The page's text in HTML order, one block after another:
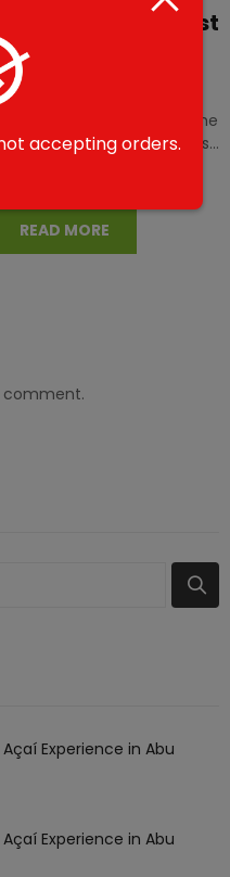
Delivering the Finest
Experience in
Dhabi
AçaíXpress, established in the
of Abu Dhabi in 2014, is
READ MORE
comment.
Experience in Abu
Experience in Abu
accepting orders.